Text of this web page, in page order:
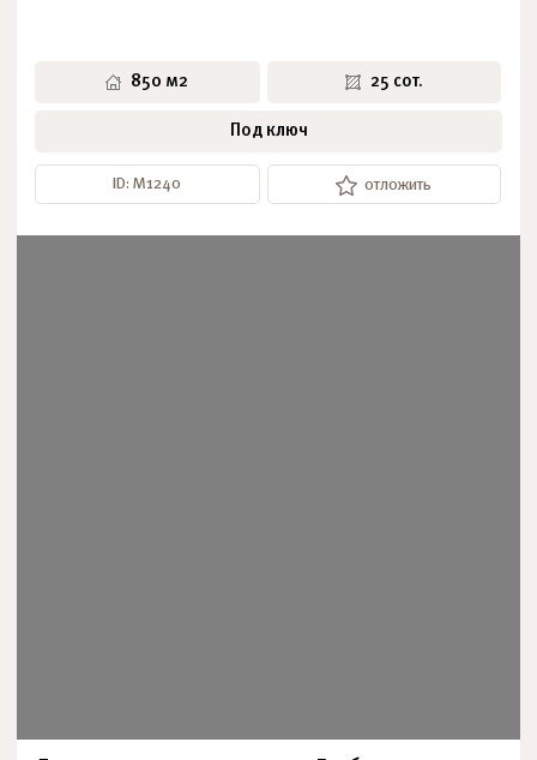
850 м2 25 сот.
Под ключ
ID: М1240 отложить